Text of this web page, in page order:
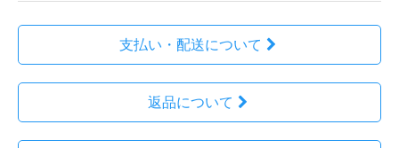
支払い・配送について
返品について